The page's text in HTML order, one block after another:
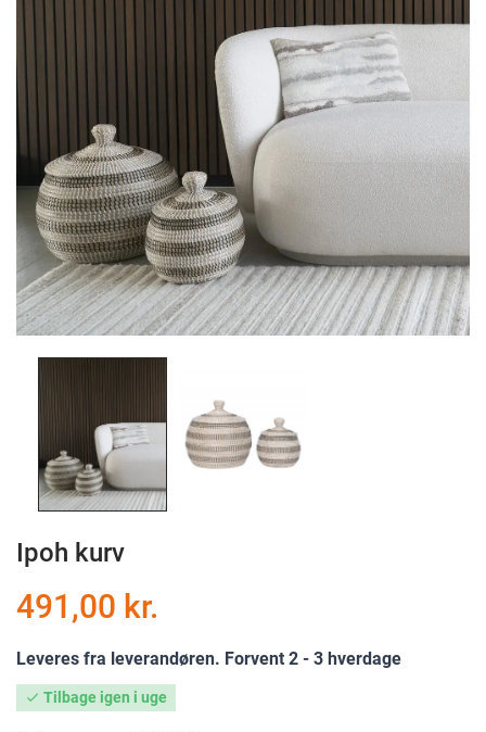
Ipoh kurv
491,00 kr.
Leveres fra leverandøren. Forvent 2 - 3 hverdage
 Tilbage igen i uge